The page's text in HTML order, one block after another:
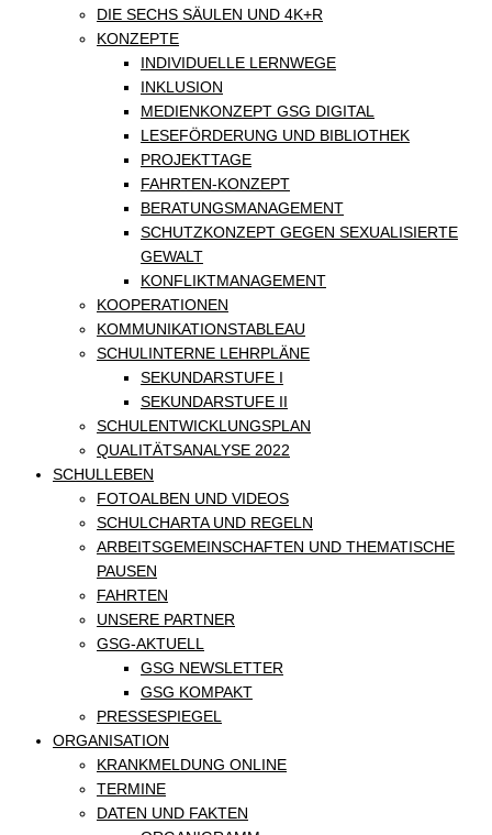
DIE SECHS SÄULEN UND 4K+R
KONZEPTE
INDIVIDUELLE LERNWEGE
INKLUSION
MEDIENKONZEPT GSG DIGITAL
LESEFÖRDERUNG UND BIBLIOTHEK
PROJEKTTAGE
FAHRTEN-KONZEPT
BERATUNGSMANAGEMENT
SCHUTZKONZEPT GEGEN SEXUALISIERTE
GEWALT
KONFLIKTMANAGEMENT
KOOPERATIONEN
KOMMUNIKATIONSTABLEAU
SCHULINTERNE LEHRPLÄNE
SEKUNDARSTUFE I
SEKUNDARSTUFE II
SCHULENTWICKLUNGSPLAN
QUALITÄTSANALYSE 2022
SCHULLEBEN
FOTOALBEN UND VIDEOS
SCHULCHARTA UND REGELN
ARBEITSGEMEINSCHAFTEN UND THEMATISCHE
PAUSEN
FAHRTEN
UNSERE PARTNER
GSG-AKTUELL
GSG NEWSLETTER
GSG KOMPAKT
PRESSESPIEGEL
ORGANISATION
KRANKMELDUNG ONLINE
TERMINE
DATEN UND FAKTEN